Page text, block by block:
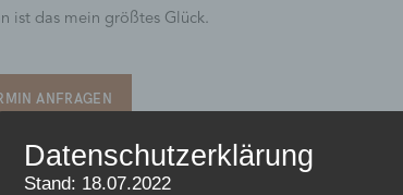
ist das mein größtes Glück.
ANFRAGEN
Datenschutzerklärung
Stand: 18.07.2022